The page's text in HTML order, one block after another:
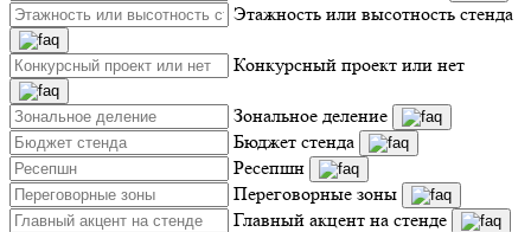
Этажность или высотность стенда
Конкурсный проект или нет
Зональное деление
Бюджет стенда
Ресепшн
Переговорные зоны
Главный акцент на стенде